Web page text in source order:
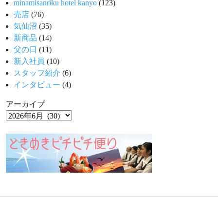
minamisanriku hotel kanyo (123)
売店 (76)
気仙沼 (35)
新商品 (14)
父の日 (11)
新入社員 (10)
スタッフ紹介 (6)
インタビュー (4)
アーカイブ